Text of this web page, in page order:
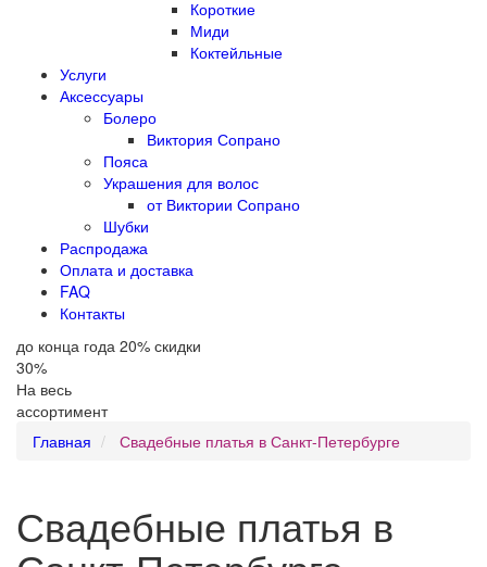
Короткие
Миди
Коктейльные
Услуги
Аксессуары
Болеро
Виктория Сопрано
Пояса
Украшения для волос
от Виктории Сопрано
Шубки
Распродажа
Оплата и доставка
FAQ
Контакты
до конца года 20% скидки
30%
На весь
ассортимент
Главная
Свадебные платья в Санкт-Петербурге
Свадебные платья в